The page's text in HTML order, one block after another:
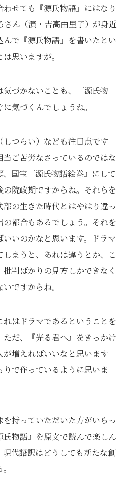
せても『源氏物語』にはなり
ん（演・吉高由里子）が身近
で『源氏物語』を書いたとい
思いますが。
気づかないことも、『源氏物
気づくんでしょうね。
つらい）なども注目点です
ご苦労なさっているのではな
国宝『源氏物語絵巻』にして
院政期ですからね。それらを
の生きた時代とはやはり違っ
都合もあるでしょう。それを
いのかなと思います。ドラマ
まうと、あれは違うとか、こ
判ばかりの見方しかできなく
ですからね。
はドラマであるということを
だ、『光る君へ』をきっかけ
増えればいいなと思います
で作っているように思いま
持っていただいた方がいらっ
氏物語』を原文で読んで楽しん
代語訳はどうしても新たな創